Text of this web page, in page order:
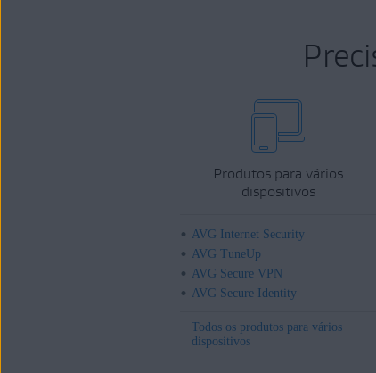
Produtos para vários
dispositivos
AVG Internet Security
AVG TuneUp
AVG Secure VPN
AVG Secure Identity
Todos os produtos para vários
dispositivos